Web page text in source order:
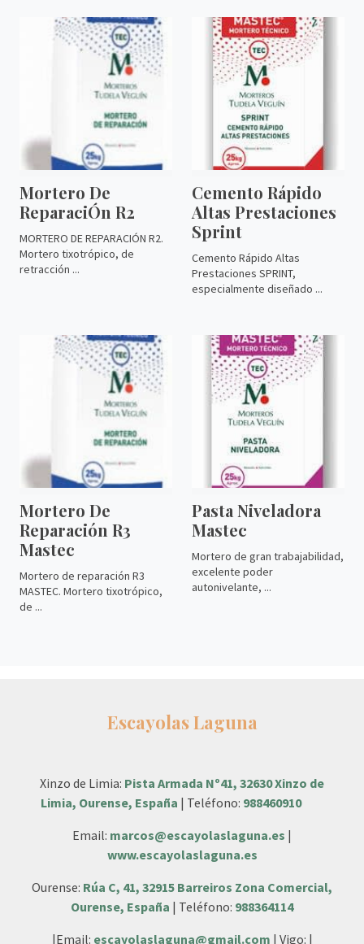
Mortero De
ReparaciÓn R2
MORTERO DE REPARACIÓN R2.
Mortero tixotrópico, de
retracción ...
Cemento Rápido
Altas Prestaciones
Sprint
Cemento Rápido Altas
Prestaciones SPRINT,
especialmente diseñado ...
Mortero De
Reparación R3
Mastec
Mortero de reparación R3
MASTEC. Mortero tixotrópico,
de ...
Pasta Niveladora
Mastec
Mortero de gran trabajabilidad,
excelente poder
autonivelante, ...
Escayolas Laguna
Xinzo de Limia: Pista Armada Nº41, 32630 Xinzo de
Limia, Ourense, España | Teléfono: 988460910
Email: marcos@escayolaslaguna.es |
www.escayolaslaguna.es
Ourense: Rúa C, 41, 32915 Barreiros Zona Comercial,
Ourense, España | Teléfono: 988364114
|Email: escayolaslaguna@gmail.com | Vigo: |